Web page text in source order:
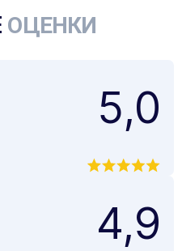
ОЦЕНКИ
5,0
4,9